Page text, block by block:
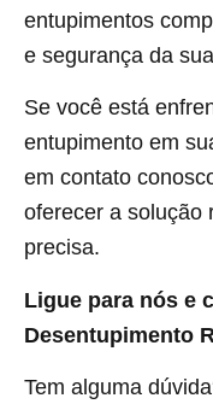
entupimentos
e segurança da
Se você está
entupimento em
em contato
oferecer a solução
precisa.
Ligue para nós e
Desentupimento
Tem alguma